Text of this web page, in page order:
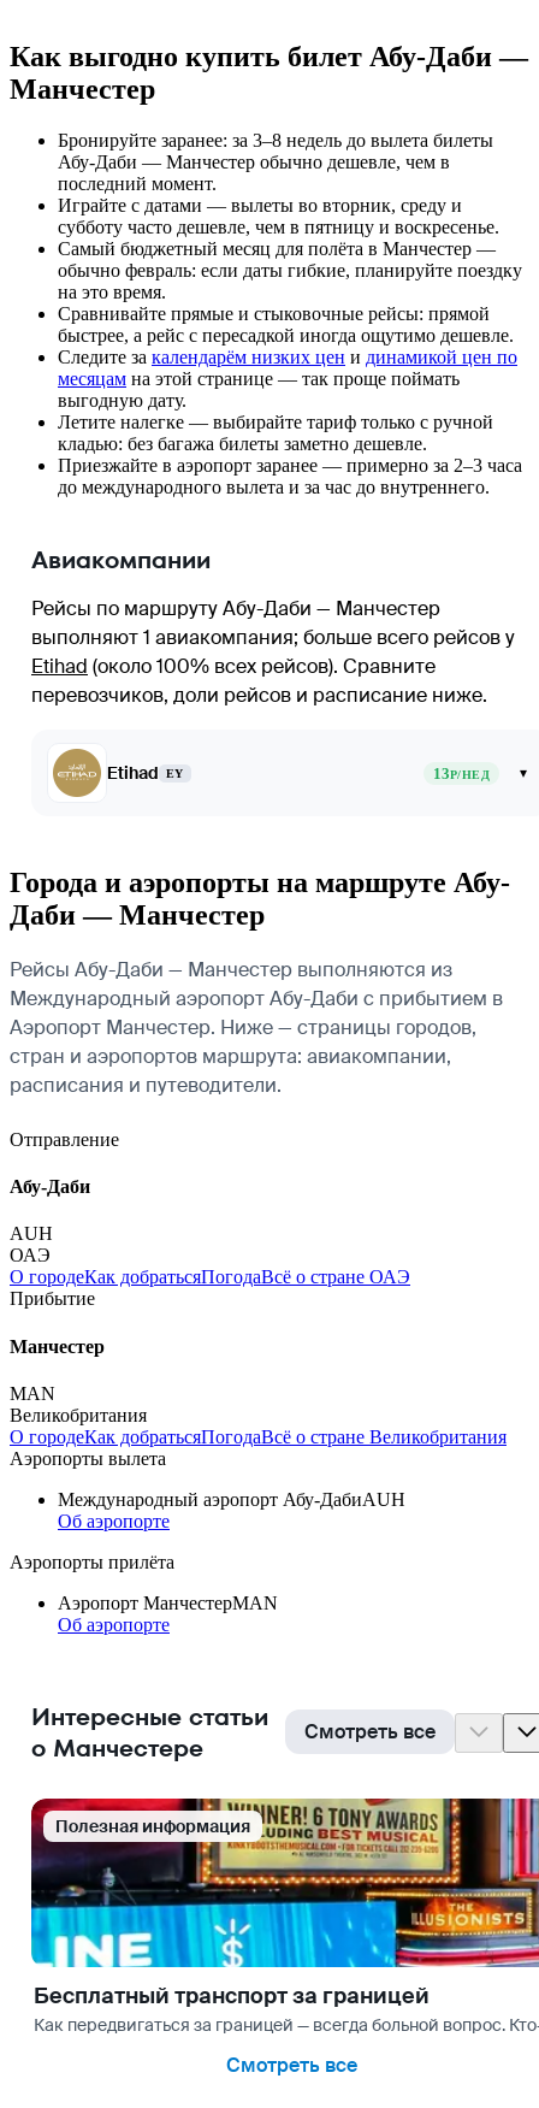
Как выгодно купить билет Абу-Даби —
Манчестер
Бронируйте заранее: за 3–8 недель до вылета билеты
Абу-Даби — Манчестер обычно дешевле, чем в
последний момент.
Играйте с датами — вылеты во вторник, среду и
субботу часто дешевле, чем в пятницу и воскресенье.
Самый бюджетный месяц для полёта в Манчестер —
обычно февраль: если даты гибкие, планируйте поездку
на это время.
Сравнивайте прямые и стыковочные рейсы: прямой
быстрее, а рейс с пересадкой иногда ощутимо дешевле.
Следите за календарём низких цен и динамикой цен по
месяцам на этой странице — так проще поймать
выгодную дату.
Летите налегке — выбирайте тариф только с ручной
кладью: без багажа билеты заметно дешевле.
Приезжайте в аэропорт заранее — примерно за 2–3 часа
до международного вылета и за час до внутреннего.
Авиакомпании
Рейсы по маршруту Абу-Даби — Манчестер
выполняют 1 авиакомпания; больше всего рейсов у
Etihad (около 100% всех рейсов). Сравните
перевозчиков, доли рейсов и расписание ниже.
Etihad EY 13Р/НЕД ▾
Города и аэропорты на маршруте Абу-
Даби — Манчестер
Рейсы Абу-Даби — Манчестер выполняются из
Международный аэропорт Абу-Даби с прибытием в
Аэропорт Манчестер. Ниже — страницы городов,
стран и аэропортов маршрута: авиакомпании,
расписания и путеводители.
Отправление
Абу-Даби
AUH
ОАЭ
О городеКак добратьсяПогодаВсё о стране ОАЭ
Прибытие
Манчестер
MAN
Великобритания
О городеКак добратьсяПогодаВсё о стране Великобритания
Аэропорты вылета
Международный аэропорт Абу-ДабиAUH
Об аэропорте
Аэропорты прилёта
Аэропорт МанчестерMAN
Об аэропорте
Интересные статьи
о Манчестере
Смотреть все
Полезная информация
Бесплатный транспорт за границей
Как передвигаться за границей — всегда больной вопрос.
Смотреть все